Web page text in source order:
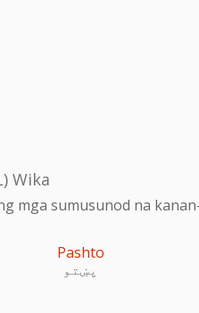
Wika
mga sumusunod na
Pashto
پښتو